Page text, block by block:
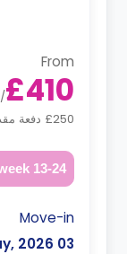
From
£410
/
£250 دفعة مقدمة
13-24 week
Move-in
03 May, 2026